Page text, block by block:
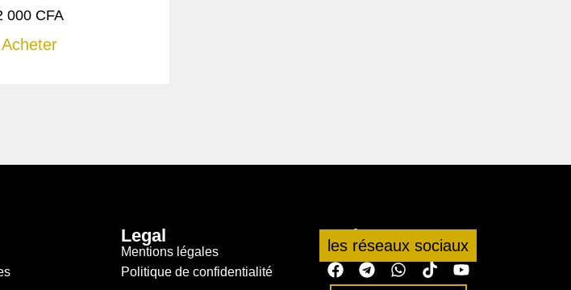
000 CFA
Acheter
Legal
Mentions légales
Politique de confidentialité
Suivez-nous sur
les réseaux sociaux